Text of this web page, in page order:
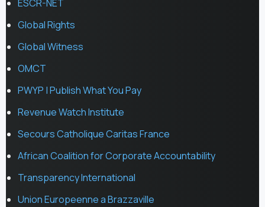
ESCR-NET
Global Rights
Global Witness
OMCT
PWYP | Publish What You Pay
Revenue Watch Institute
Secours Catholique Caritas France
African Coalition for Corporate Accountability
Transparency International
Union Europeenne a Brazzaville